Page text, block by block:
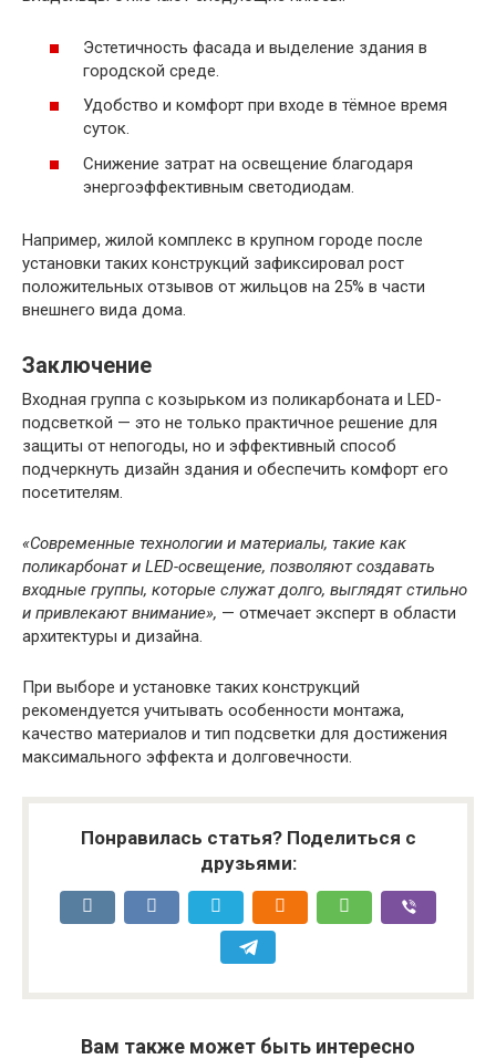
Эстетичность фасада и выделение здания в
городской среде.
Удобство и комфорт при входе в тёмное время
суток.
Снижение затрат на освещение благодаря
энергоэффективным светодиодам.
Например, жилой комплекс в крупном городе после
установки таких конструкций зафиксировал рост
положительных отзывов от жильцов на 25% в части
внешнего вида дома.
Заключение
Входная группа с козырьком из поликарбоната и LED-
подсветкой — это не только практичное решение для
защиты от непогоды, но и эффективный способ
подчеркнуть дизайн здания и обеспечить комфорт его
посетителям.
«Современные технологии и материалы, такие как
поликарбонат и LED-освещение, позволяют создавать
входные группы, которые служат долго, выглядят стильно
и привлекают внимание», — отмечает эксперт в области
архитектуры и дизайна.
При выборе и установке таких конструкций
рекомендуется учитывать особенности монтажа,
качество материалов и тип подсветки для достижения
максимального эффекта и долговечности.
Понравилась статья? Поделиться с
друзьями:
Вам также может быть интересно